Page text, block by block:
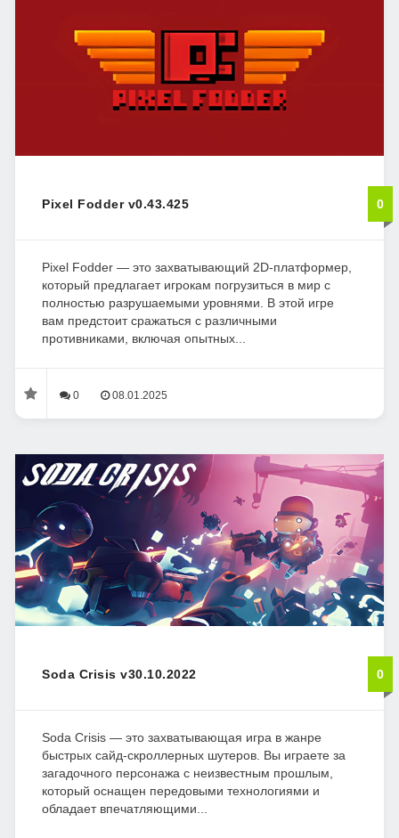
Pixel Fodder v0.43.425 0
Pixel Fodder — это захватывающий 2D-платформер,
который предлагает игрокам погрузиться в мир с
полностью разрушаемыми уровнями. В этой игре
вам предстоит сражаться с различными
противниками, включая опытных...
0 08.01.2025
Soda Crisis v30.10.2022 0
Soda Crisis — это захватывающая игра в жанре
быстрых сайд-скроллерных шутеров. Вы играете за
загадочного персонажа с неизвестным прошлым,
который оснащен передовыми технологиями и
обладает впечатляющими...